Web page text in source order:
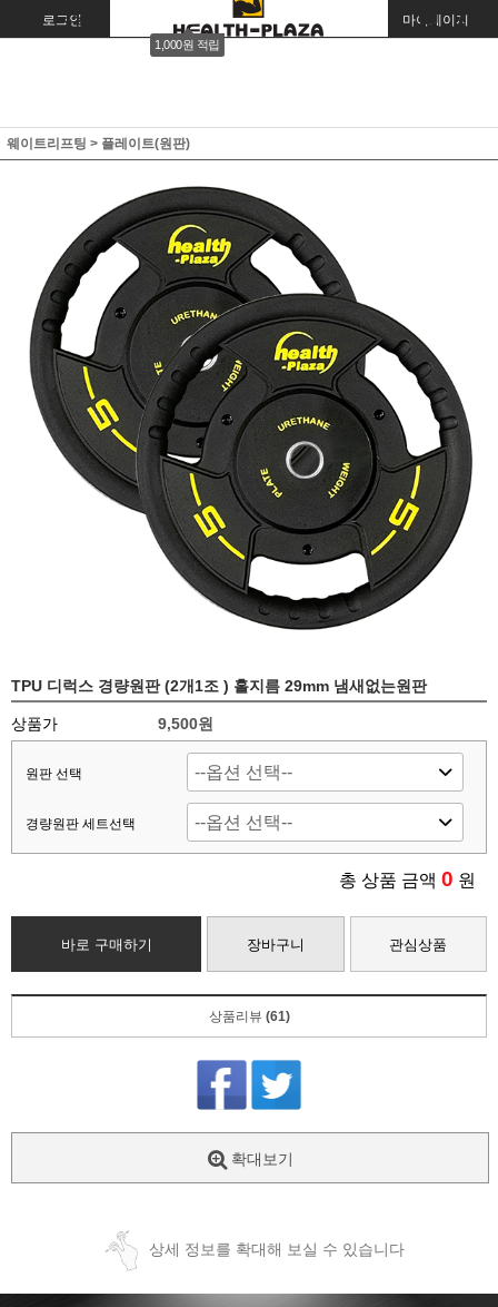
로그인 회원가입
1,000원 적립
주문조회 마이페이지
웨이트리프팅 > 플레이트(원판)
TPU 디럭스 경량원판 (2개1조 ) 홀지름 29mm 냄새없는원판
상품가 9,500원
원판 선택
경량원판 세트선택
총 상품 금액 0 원
바로 구매하기 장바구니 관심상품
상품리뷰 (61)
확대보기
상세 정보를 확대해 보실 수 있습니다